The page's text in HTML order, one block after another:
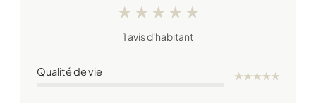
★ ★ ★ ★ ★
1 avis d'habitant
Qualité de vie ★★★★★